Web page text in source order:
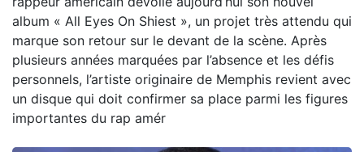
album « All Eyes On Shiest », un projet très attendu qui
marque son retour sur le devant de la scène. Après
plusieurs années marquées par l’absence et les défis
personnels, l’artiste originaire de Memphis revient avec
un disque qui doit confirmer sa place parmi les figures
importantes du rap amér